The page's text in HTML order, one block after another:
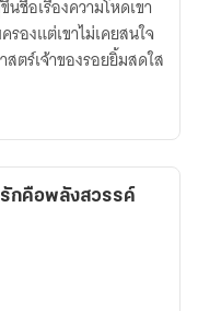
ชื่อเรื่องความโหดเขา
องแต่เขาไม่เคยสนใจ
ตร์เจ้าของรอยยิ้มสดใส
กคือพลังสวรรค์